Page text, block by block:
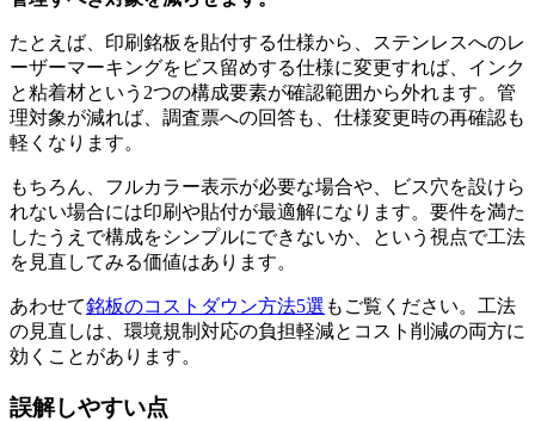
たとえば、印刷銘板を貼付する仕様から、ステンレスへのレ
ーザーマーキングをビス留めする仕様に変更すれば、インク
と粘着材という2つの構成要素が確認範囲から外れます。管
理対象が減れば、調査票への回答も、仕様変更時の再確認も
軽くなります。
もちろん、フルカラー表示が必要な場合や、ビス穴を設けら
れない場合には印刷や貼付が最適解になります。要件を満た
したうえで構成をシンプルにできないか、という視点で工法
を見直してみる価値はあります。
あわせて銘板のコストダウン方法5選 もご覧ください。工法
の見直しは、環境規制対応の負担軽減とコスト削減の両方に
効くことがあります。
誤解しやすい点